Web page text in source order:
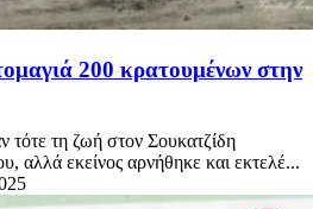
200 κρατουμένων στην
τότε τη ζωή στον Σουκατζίδη
αλλά εκείνος αρνήθηκε και εκτελέ...